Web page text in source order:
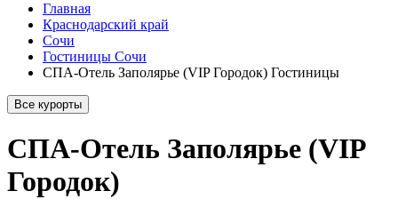
Главная
Краснодарский край
Сочи
Гостиницы Сочи
СПА-Отель Заполярье (VIP Городок) Гостиницы
Все курорты
СПА-Отель Заполярье (VIP
Городок)